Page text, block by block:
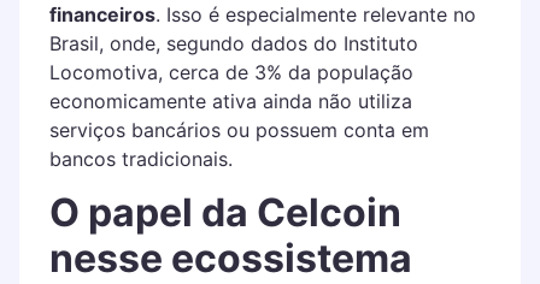
financeiros. Isso é especialmente relevante no
Brasil, onde, segundo dados do Instituto
Locomotiva, cerca de 3% da população
economicamente ativa ainda não utiliza
serviços bancários ou possuem conta em
bancos tradicionais.
O papel da Celcoin
nesse ecossistema